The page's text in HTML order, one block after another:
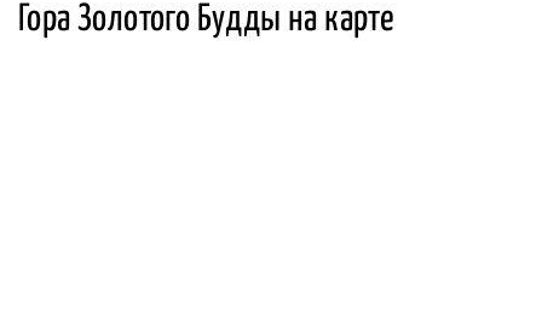
Гора Золотого Будды на карте